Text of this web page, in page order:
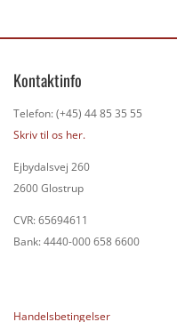
Kontaktinfo
Telefon: (+45) 44 85 35 55
Skriv til os her.
Ejbydalsvej 260
2600 Glostrup
CVR: 65694611
Bank: 4440-000 658 6600
Handelsbetingelser